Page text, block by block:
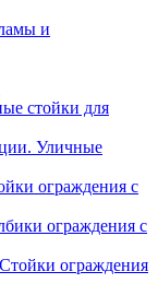
и
стойки для
Уличные
ограждения с
ограждения с
ограждения